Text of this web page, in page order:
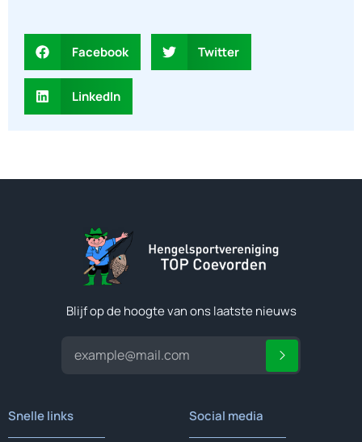
Facebook Twitter
LinkedIn
Blijf op de hoogte van ons laatste nieuws
Snelle links Social media